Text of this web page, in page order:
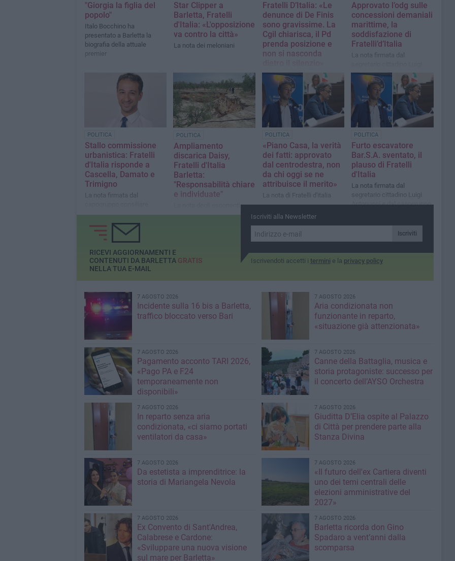
"Giorgia la figlia del
popolo"
Italo Bocchino ha
presentato a Barletta la
biografia della attuale
premier
Star Clipper a
Barletta, Fratelli
d'Italia: «L'opposizione
va contro la città»
La nota dei meloniani
Fratelli D’Italia: «Le
denunce di De Finis
sono gravissime. La
Cgil chiarisca, il Pd
prenda posizione e
non si nasconda
La nota del gruppo
consiliare meloniano
Approvato l’odg sulle
concessioni demaniali
marittime, la
soddisfazione di
Fratelli’d’Italia
La nota firmata dal
Antonucci
POLITICA
Stallo commissione
urbanistica: Fratelli
d'Italia risponde a
Cascella, Damato e
Trimigno
La nota firmata dal
Riccardo Memeo
POLITICA
Ampliamento
discarica Daisy,
Fratelli d'Italia
Barletta:
"Responsabilità chiare
e individuate"
cittadini: "Il PD non può
POLITICA
«Piano Casa, la verità
dei fatti: approvato
dal centrodestra, non
da chi oggi se ne
attribuisce il merito»
La nota di Fratelli d'italia
POLITICA
Furto escavatore
Bar.S.A. sventato, il
plauso di Fratelli
d'Italia
La nota firmata dal
segretario cittadino Luigi
Antonucci e dal capogruppo
Iscriviti alla Newsletter
Iscriviti
Iscrivendoti accetti i termini e la privacy policy
RICEVI AGGIORNAMENTI E
CONTENUTI DA BARLETTA GRATIS
NELLA TUA E-MAIL
7 AGOSTO 2026
Incidente sulla 16 bis a Barletta,
traffico bloccato verso Bari
7 AGOSTO 2026
Aria condizionata non
funzionante in reparto,
«situazione già attenzionata»
7 AGOSTO 2026
Pagamento acconto TARI 2026,
«Pago PA e F24
temporaneamente non
disponibili»
7 AGOSTO 2026
Canne della Battaglia, musica e
storia protagoniste: successo per
il concerto dell’AYSO Orchestra
7 AGOSTO 2026
In reparto senza aria
condizionata, «ci siamo portati
ventilatori da casa»
7 AGOSTO 2026
Giuditta D’Elia ospite al Palazzo
di Città per prendere parte alla
Stanza Divina
7 AGOSTO 2026
Da estetista a imprenditrice: la
storia di Mariangela Nevola
7 AGOSTO 2026
«Il futuro dell'ex Cartiera diventi
uno dei temi centrali delle
elezioni amministrative del
2027»
7 AGOSTO 2026
Ex Convento di Sant'Andrea,
Calabrese e Cardone:
«Sviluppare una nuova visione
sul mare per Barletta»
7 AGOSTO 2026
Barletta ricorda don Gino
Spadaro a vent’anni dalla
scomparsa